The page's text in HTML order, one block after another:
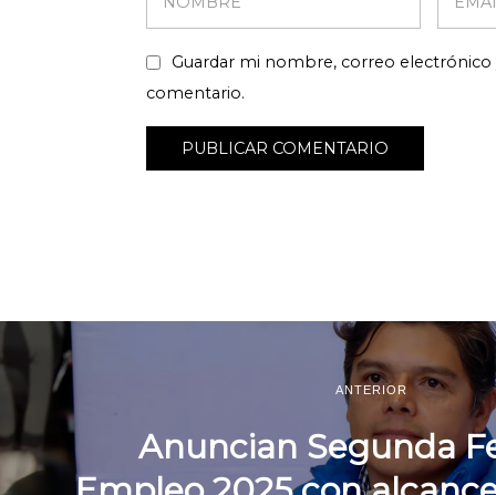
Guardar mi nombre, correo
comentario.
ANTERIOR
Anuncian Segunda